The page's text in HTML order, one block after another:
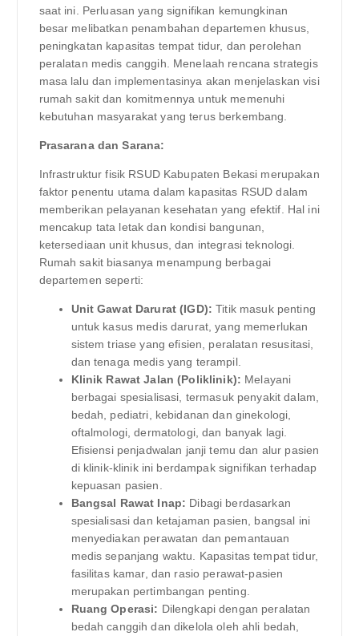
saat ini. Perluasan yang signifikan kemungkinan
besar melibatkan penambahan departemen khusus,
peningkatan kapasitas tempat tidur, dan perolehan
peralatan medis canggih. Menelaah rencana strategis
masa lalu dan implementasinya akan menjelaskan visi
rumah sakit dan komitmennya untuk memenuhi
kebutuhan masyarakat yang terus berkembang.
Prasarana dan Sarana:
Infrastruktur fisik RSUD Kabupaten Bekasi merupakan
faktor penentu utama dalam kapasitas RSUD dalam
memberikan pelayanan kesehatan yang efektif. Hal ini
mencakup tata letak dan kondisi bangunan,
ketersediaan unit khusus, dan integrasi teknologi.
Rumah sakit biasanya menampung berbagai
departemen seperti:
Unit Gawat Darurat (IGD): Titik masuk penting
untuk kasus medis darurat, yang memerlukan
sistem triase yang efisien, peralatan resusitasi,
dan tenaga medis yang terampil.
Klinik Rawat Jalan (Poliklinik): Melayani
berbagai spesialisasi, termasuk penyakit dalam,
bedah, pediatri, kebidanan dan ginekologi,
oftalmologi, dermatologi, dan banyak lagi.
Efisiensi penjadwalan janji temu dan alur pasien
di klinik-klinik ini berdampak signifikan terhadap
kepuasan pasien.
Bangsal Rawat Inap: Dibagi berdasarkan
spesialisasi dan ketajaman pasien, bangsal ini
menyediakan perawatan dan pemantauan
medis sepanjang waktu. Kapasitas tempat tidur,
fasilitas kamar, dan rasio perawat-pasien
merupakan pertimbangan penting.
Ruang Operasi: Dilengkapi dengan peralatan
bedah canggih dan dikelola oleh ahli bedah,